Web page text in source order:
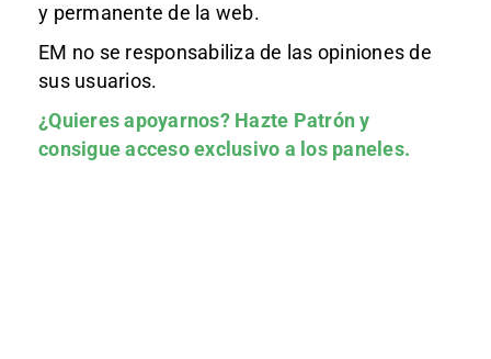
y permanente de la web.
EM no se responsabiliza de las opiniones de
sus usuarios.
¿Quieres apoyarnos? Hazte Patróny
consigue acceso exclusivo a los paneles.